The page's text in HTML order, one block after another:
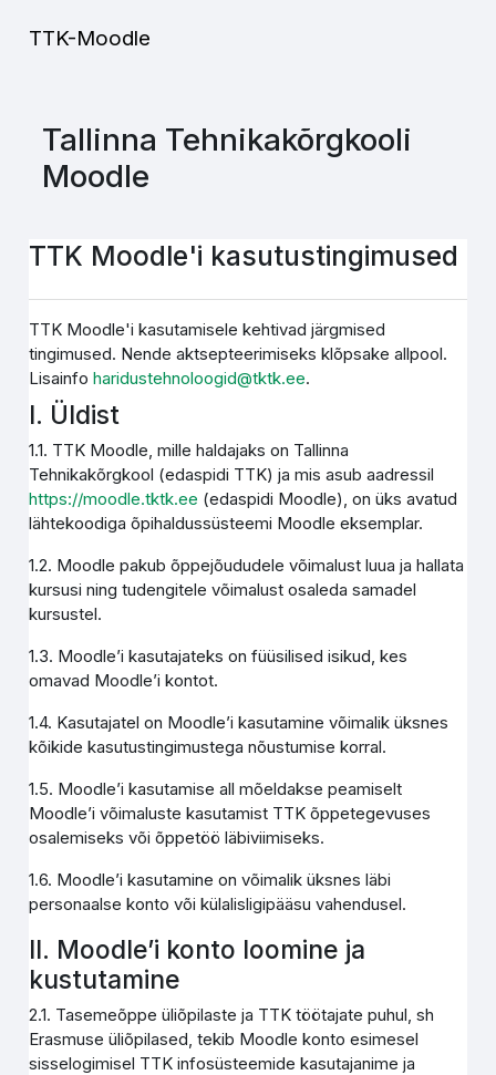
TTK-Moodle
Tallinna Tehnikakõrgkooli
Moodle
TTK Moodle'i kasutustingimused
TTK Moodle'i kasutamisele kehtivad järgmised
tingimused. Nende aktsepteerimiseks klõpsake allpool.
Lisainfoharidustehnoloogid@tktk.ee.
I. Üldist
1.1. TTK Moodle, mille haldajaks on Tallinna
Tehnikakõrgkool (edaspidi TTK) ja mis asub aadressil
https://moodle.tktk.ee (edaspidi Moodle), on üks avatud
lähtekoodiga õpihaldussüsteemi Moodle eksemplar.
1.2. Moodle pakub õppejõududele võimalust luua ja hallata
kursusi ning tudengitele võimalust osaleda samadel
kursustel.
1.3. Moodle’i kasutajateks on füüsilised isikud, kes
omavad Moodle’i kontot.
1.4. Kasutajatel on Moodle’i kasutamine võimalik üksnes
kõikide kasutustingimustega nõustumise korral.
1.5. Moodle’i kasutamise all mõeldakse peamiselt
Moodle’i võimaluste kasutamist TTK õppetegevuses
osalemiseks või õppetöö läbiviimiseks.
1.6. Moodle’i kasutamine on võimalik üksnes läbi
personaalse konto või külalisligipääsu vahendusel.
II. Moodle’i konto loomine ja
kustutamine
2.1. Tasemeõppe üliõpilaste ja TTK töötajate puhul, sh
Erasmuse üliõpilased, tekib Moodle konto esimesel
sisselogimisel TTK infosüsteemide kasutajanime ja